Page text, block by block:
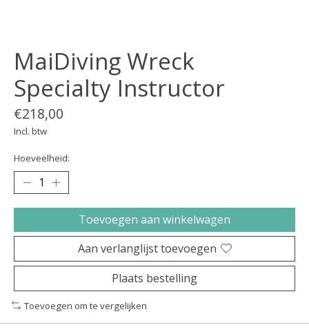
MaiDiving Wreck
Specialty Instructor
€218,00
Incl. btw
Hoeveelheid:
Toevoegen aan winkelwagen
Aan verlanglijst toevoegen
Plaats bestelling
Toevoegen om te vergelijken